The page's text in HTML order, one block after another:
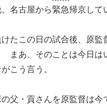
名古屋から緊急帰京して
たこの日の試合後、原監
まあ、そのことは今日は
こう言う。
父・貢さんを原監督は今